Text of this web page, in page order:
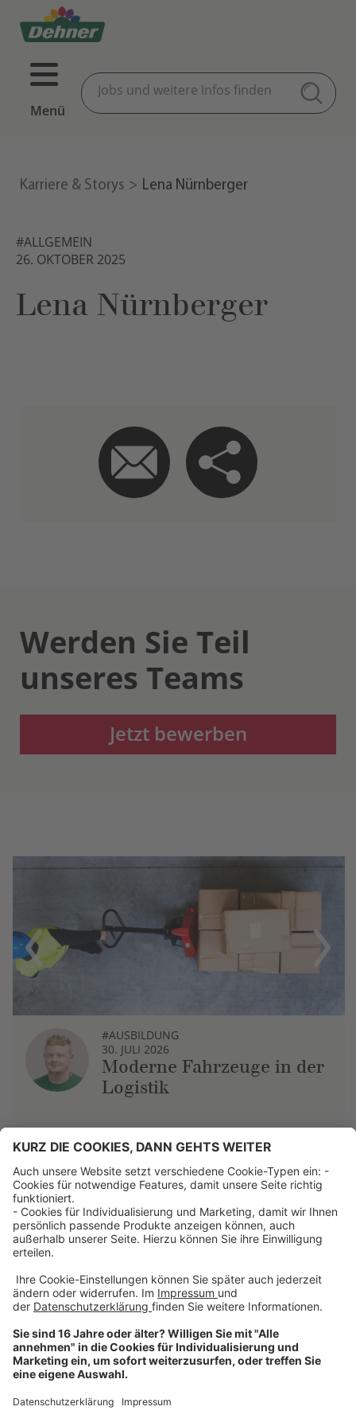
Menü
Karriere & Storys Lena Nürnberger
#ALLGEMEIN
26. OKTOBER 2025
Lena Nürnberger
Werden Sie Teil
unseres Teams
Jetzt bewerben
Previous
#AUSBILDUNG
30. JULI 2026
Moderne Fahrzeuge in der
Logistik
Next
Über uns
Dehner Unternehmen
Jobs bei Dehner